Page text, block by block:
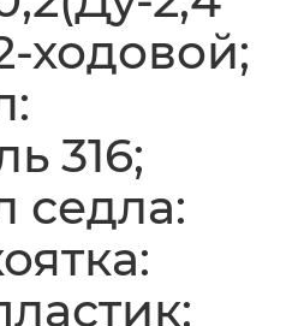
ходовой;
316;
седла: